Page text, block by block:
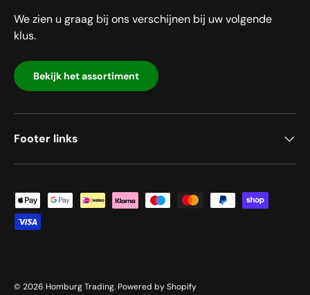
We zien u graag bij ons verschijnen bij uw volgende
klus.
Bekijk het assortiment
Footer links
Geaccepteerde betaalmethoden
© 2026 Homburg Trading. Powered by Shopify